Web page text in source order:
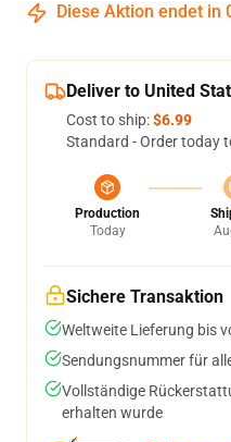
Diese Aktion endet in
Deliver to United
Cost to ship:$6.99
Standard - Order today
Production
Today
Sichere Transaktion
Weltweite Lieferung bis
Sendungsnummer für
Vollständige
erhalten wurde